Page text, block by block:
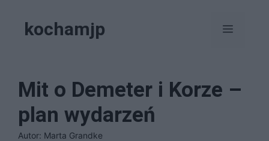
kochamjp Menu
Mit o Demeter i Korze –
plan wydarzeń
Autor: Marta Grandke